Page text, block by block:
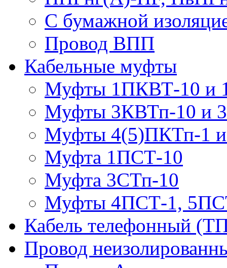
С бумажной
Провод ВПП
Кабельные муфты
Муфты 1ПКВТ-10 и
Муфты 3КВТп-10 и
Муфты 4(5)ПКТп-1
Муфта 1ПСТ-10
Муфта 3СТп-10
Муфты 4ПСТ-1,
Кабель телефонный
Провод